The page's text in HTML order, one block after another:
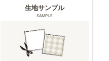
生地サンプル
SAMPLE